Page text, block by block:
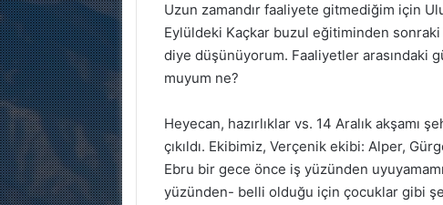
Uzun zamandır faaliyete gitmediğim için
Eylüldeki Kaçkar buzul eğitiminden
diye düşünüyorum. Faaliyetler arasındaki
muyum ne?
Heyecan, hazırlıklar vs. 14 Aralık akşamı
çıkıldı. Ekibimiz, Verçenik ekibi: Alper,
Ebru bir gece önce iş yüzünden
yüzünden- belli olduğu için çocuklar gibi